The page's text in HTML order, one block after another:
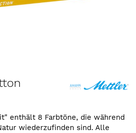
enthält 8 Farbtöne, die während
wiederzufinden sind. Alle